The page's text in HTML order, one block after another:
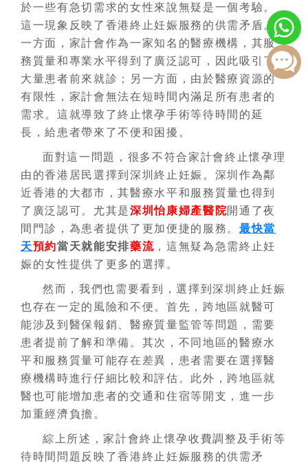
於一些有急切需求的女性來說無疑是一個考驗。
這一現象反映了香港終止妊娠服務的供需矛盾。
一方面，家計會作為一家知名的醫療機構，其服
務質量和專業水平得到了廣泛認可，因此吸引了
大量患者前來就診；另一方面，由於醫療資源的
有限性，家計會無法在短時間內滿足所有患者的
需求。這就導致了終止懷孕手術等待時間的延
長，給患者帶來了不便和困擾。
面對這一問題，很多不符合家計會終止懷孕理
由的香港居民選擇到深圳終止妊娠。深圳作為鄰
近香港的大都市，其醫療水平和服務質量也得到
了廣泛認可。尤其是深圳怡康婦產醫院開通了夜
間門診，為患者提供了更加便捷的服務。最快當
天預約當天就能安排藥流 ，這無疑為急需終止妊
娠的女性提供了更多的選擇。
然而，我們也需要看到，選擇到深圳終止妊娠
也存在一定的風險和不便。首先，跨地區就醫可
能涉及到醫保報銷、醫療質量監管等問題，需要
患者提前了解和準備。其次，不同地區的醫療水
平和服務質量可能存在差異，患者需要在選擇醫
療機構時進行仔細比較和評估。此外，跨地區就
醫也可能增加患者的交通和住宿等開支，進一步
加重經濟負擔。
綜上所述，家計會終止懷孕收費調整及手術等
待時間問題反映了香港終止妊娠服務的供需矛